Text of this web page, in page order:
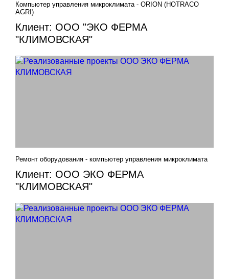
Клиент: ООО "ЭКО ФЕРМА
"КЛИМОВСКАЯ"
Компьютер управления микроклимата - ORION (HOTRACO
AGRI)
Клиент: ООО ЭКО ФЕРМА
"КЛИМОВСКАЯ"
Ремонт оборудования - компьютер управления микроклимата